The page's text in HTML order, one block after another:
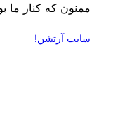
ممنون که کنار ما
سایت آرتشن!